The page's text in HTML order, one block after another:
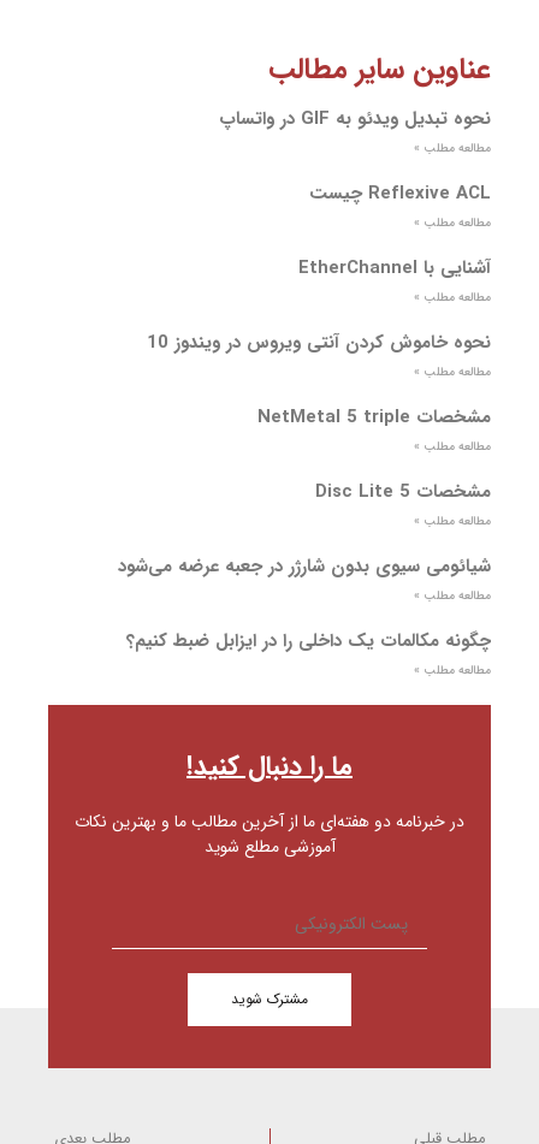
عناوین سایر مطالب
نحوه تبدیل ویدئو به GIF در واتساپ
مطالعه مطلب »
Reflexive ACL چیست
مطالعه مطلب »
آشنایی با EtherChannel
مطالعه مطلب »
نحوه خاموش کردن آنتی ویروس در ویندوز 10
مطالعه مطلب »
مشخصات NetMetal 5 triple
مطالعه مطلب »
مشخصات Disc Lite 5
مطالعه مطلب »
شیائومی سیوی بدون شارژر در جعبه عرضه می‌شود
مطالعه مطلب »
چگونه مکالمات یک داخلی را در ایزابل ضبط کنیم؟
مطالعه مطلب »
ما را دنبال کنید!
در خبرنامه دو هفته‌ای ما از آخرین مطالب ما و بهترین نکات
آموزشی مطلع شوید
مشترک شوید
مطلب قبلی مطلب بعدی